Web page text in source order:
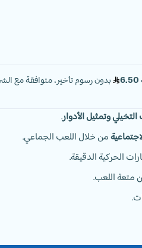
وتمثيل الأدوار.
من خلال اللعب الجماعي.
الحركية الدقيقة.
متعة اللعب.